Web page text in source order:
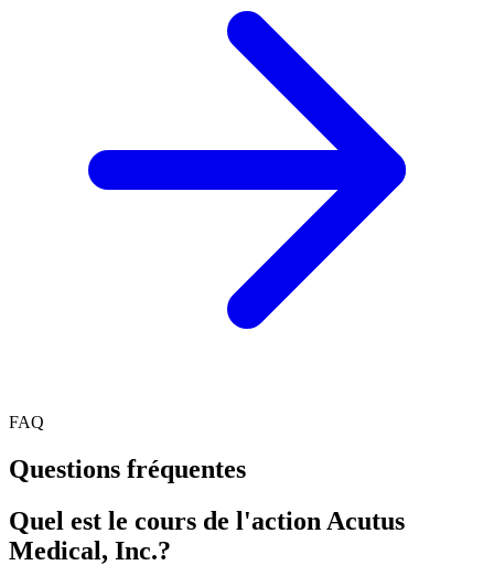
FAQ
Questions fréquentes
Quel est le cours de l'action Acutus
Medical, Inc.?